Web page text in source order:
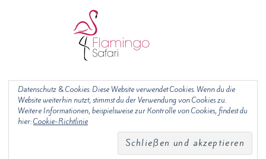
Impressum Datenschutz
Copyright 2020 - Flamingo Safari
Datenschutz & Cookies: Diese Website verwendet Cookies. Wenn du die
Website weiterhin nutzt, stimmst du der Verwendung von Cookies zu.
Weitere Informationen, beispielsweise zur Kontrolle von Cookies, findest du
hier:Cookie-Richtlinie